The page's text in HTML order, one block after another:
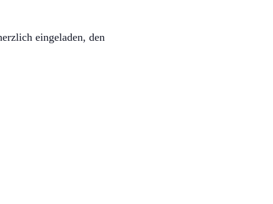
eingeladen, den